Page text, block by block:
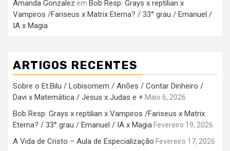
Amanda Gonzalez em Bob Resp: Grays x reptilian x
Vampiros /Fariseus x Matrix Eterna? / 33° grau / Emanuel /
IA x Magia
ARTIGOS RECENTES
Sobre o Et.Bilu / Lobisomem / Anões / Contar Dinheiro /
Davi x Matemática / Jesus x Judas e + Maio 6, 2026
Bob Resp: Grays x reptilian x Vampiros /Fariseus x Matrix
Eterna? / 33° grau / Emanuel / IA x Magia Fevereiro 19, 2026
A Vida de Cristo – Aula de Especialização Fevereiro 17, 2026